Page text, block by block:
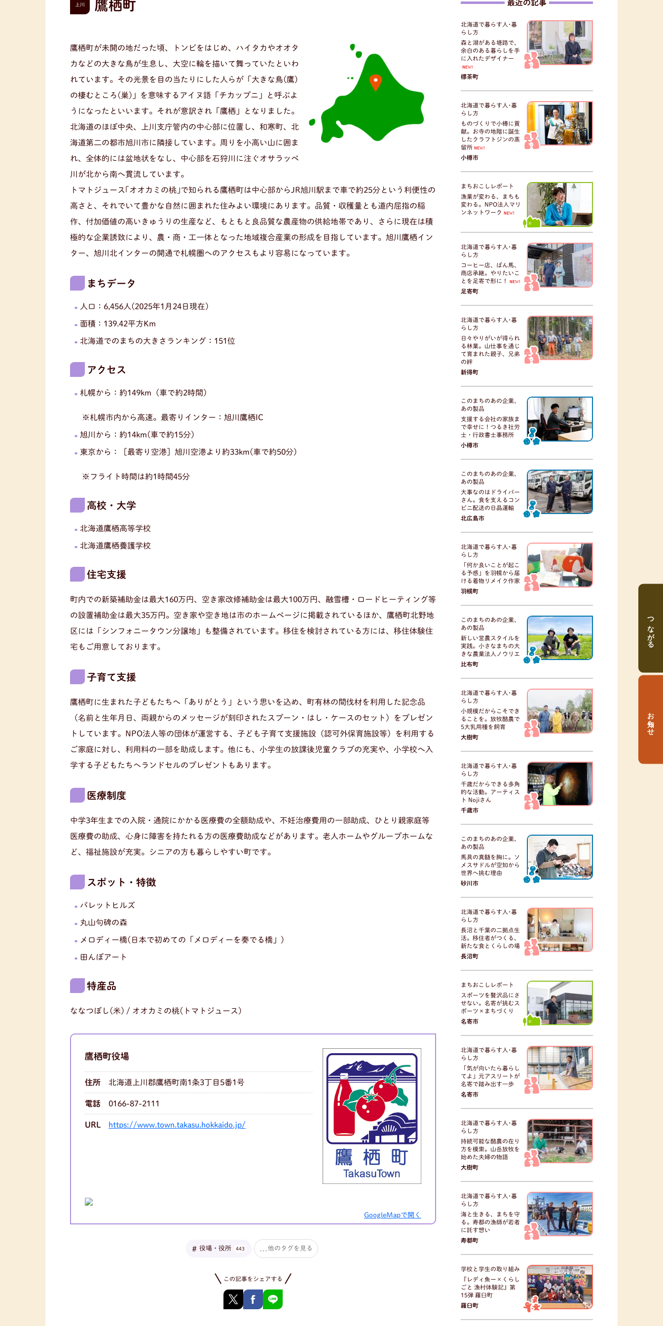
上川 鷹栖町
鷹栖町が未開の地だった頃、トンビをはじめ、ハイタカやオオタ
カなどの大きな鳥が生息し、大空に輪を描いて舞っていたといわ
れています。その光景を目の当たりにした人らが「大きな鳥(鷹)
の棲むところ(巣)」を意味するアイヌ語「チカップニ」と呼ぶよ
うになったといいます。それが意訳され「鷹栖」となりました。
北海道のほぼ中央、上川支庁管内の中心部に位置し、和寒町、北
海道第二の都市旭川市に隣接しています。周りを小高い山に囲ま
れ、全体的には盆地状をなし、中心部を石狩川に注ぐオサラッペ
川が北から南へ貫流しています。
トマトジュース｢オオカミの桃｣で知られる鷹栖町は中心部からJR旭川駅まで車で約25分という利便性の
高さと、それでいて豊かな自然に囲まれた住みよい環境にあります。品質・収穫量とも道内屈指の稲
作、付加価値の高いきゅうりの生産など、もともと良品質な農産物の供給地帯であり、さらに現在は積
極的な企業誘致により、農・商・工一体となった地域複合産業の形成を目指しています。旭川鷹栖イン
ター、旭川北インターの開通で札幌圏へのアクセスもより容易になっています。
まちデータ
人口：6,456人(2025年1月24日現在)
面積：139.42平方Km
北海道でのまちの大きさランキング：151位
アクセス
札幌から：約149km（車で約2時間）
※札幌市内から高速。最寄りインター：旭川鷹栖IC
旭川から：約14km(車で約15分)
東京から：［最寄り空港］旭川空港より約33km(車で約50分)
※フライト時間は約1時間45分
高校・大学
北海道鷹栖高等学校
北海道鷹栖養護学校
住宅支援
町内での新築補助金は最大160万円、空き家改修補助金は最大100万円、融雪槽・ロードヒーティング等
の設置補助金は最大35万円。空き家や空き地は市のホームページに掲載されているほか、鷹栖町北野地
区には「シンフォニータウン分譲地」も整備されています。移住を検討されている方には、移住体験住
宅もご用意しております。
子育て支援
鷹栖町に生まれた子どもたちへ「ありがとう」という思いを込め、町有林の間伐材を利用した記念品
（名前と生年月日、両親からのメッセージが刻印されたスプーン・はし・ケースのセット）をプレゼン
トしています。NPO法人等の団体が運営する、子ども子育て支援施設（認可外保育施設等）を利用する
ご家庭に対し、利用料の一部を助成します。他にも、小学生の放課後児童クラブの充実や、小学校へ入
学する子どもたちへランドセルのプレゼントもあります。
医療制度
中学3年生までの入院・通院にかかる医療費の全額助成や、不妊治療費用の一部助成、ひとり親家庭等
医療費の助成、心身に障害を持たれる方の医療費助成などがあります。老人ホームやグループホームな
ど、福祉施設が充実。シニアの方も暮らしやすい町です。
スポット・特徴
パレットヒルズ
丸山句碑の森
メロディー橋(日本で初めての「メロディーを奏でる橋」)
田んぼアート
特産品
ななつぼし(米) / オオカミの桃(トマトジュース)
鷹栖町役場
住所 北海道上川郡鷹栖町南1条3丁目5番1号
電話 0166-87-2111
URL https://www.town.takasu.hokkaido.jp/
GoogleMapで開く
役場・役所 443 他のタグを見る
この記事をシェアする
最近の記事
北海道で暮らす人･暮
らし方
森と湖がある塘路で、
余白のある暮らしを手
に入れたデザイナー
NEW!
標茶町
北海道で暮らす人･暮
らし方
ものづくりで小樽に貢
献。お寺の地階に誕生
したクラフトジンの蒸
留所 NEW!
小樽市
まちおこしレポート
漁業が変わる、まちも
変わる。NPO法人マリ
ンネットワーク
NEW!
北海道で暮らす人･暮
らし方
コーヒー店、ばん馬、
商店承継。やりたいこ
とを足寄で形に！
NEW!
足寄町
北海道で暮らす人･暮
らし方
日々やりがいが得られ
る林業。山仕事を通じ
て育まれた親子、兄弟
の絆
新得町
このまちのあの企業、
あの製品
支援する会社の家族ま
で幸せに！つるき社労
士・行政書士事務所
小樽市
このまちのあの企業、
あの製品
大事なのはドライバー
さん。食を支えるコン
ビニ配送の日晶運輸
北広島市
北海道で暮らす人･暮
らし方
「何か良いことが起こ
る予感」を羽幌から届
ける着物リメイク作家
羽幌町
このまちのあの企業、
あの製品
新しい営農スタイルを
実践。小さなまちの大
きな農業法人ノウリエ
比布町
北海道で暮らす人･暮
らし方
小規模だからこそでき
ることを。放牧酪農で
5大乳用種を飼育
大樹町
北海道で暮らす人･暮
らし方
千歳だからできる多角
的な活動。アーティス
ト Nojiさん
千歳市
このまちのあの企業、
あの製品
馬具の真髄を胸に。ソ
メスサドルが空知から
世界へ挑む理由
砂川市
北海道で暮らす人･暮
らし方
長沼と千葉の二拠点生
活。移住者がつくる、
新たな食とくらしの場
長沼町
まちおこしレポート
スポーツを贅沢品にさ
せない。名寄が挑むス
ポーツ×まちづくり
名寄市
北海道で暮らす人･暮
らし方
「気が向いたら暮らし
てよ」元アスリートが
名寄で踏み出す一歩
名寄市
北海道で暮らす人･暮
らし方
持続可能な酪農の在り
方を模索。山岳放牧を
始めた夫婦の物語
大樹町
北海道で暮らす人･暮
らし方
海と生きる、まちを守
る。寿都の漁師が若者
に託す想い
寿都町
学校と学生の取り組み
『レディ魚ー×くらし
ごと 漁村体験記』第
15弾 羅臼町
羅臼町
つながる
お知らせ